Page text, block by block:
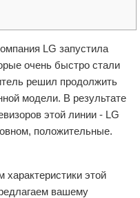
LG запустила
очень быстро стали
решил продолжить
модели. В результате
этой линии - LG
положительные.
этой
вашему